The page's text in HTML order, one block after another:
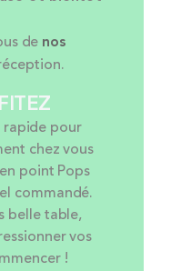
de nos
pour
chez vous
point Pops
commandé.
belle table,
vos
!